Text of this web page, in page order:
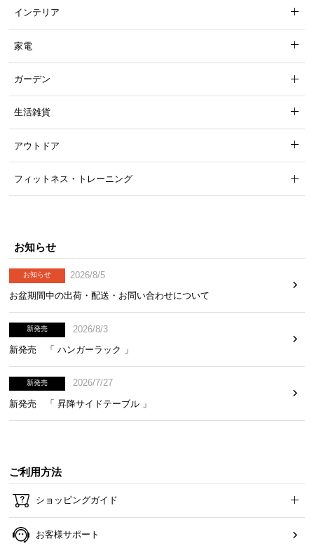
インテリア
家電
ガーデン
生活雑貨
アウトドア
フィットネス・トレーニング
お知らせ
お知らせ
2026/8/5
お盆期間中の出荷・配送・お問い合わせについて
新発売
2026/8/3
新発売 「 ハンガーラック 」
新発売
2026/7/27
新発売 「 昇降サイドテーブル 」
ご利用方法
ショッピングガイド
お客様サポート